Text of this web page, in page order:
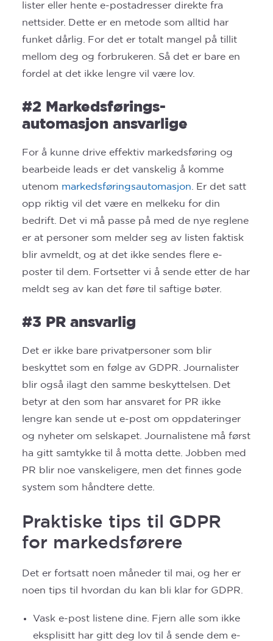
lister eller hente e-postadresser direkte fra
nettsider. Dette er en metode som alltid har
funket dårlig. For det er totalt mangel på tillit
mellom deg og forbrukeren. Så det er bare en
fordel at det ikke lengre vil være lov.
#2 Markedsførings-
automasjon ansvarlige
For å kunne drive effektiv markedsføring og
bearbeide leads er det vanskelig å komme
utenom markedsføringsautomasjon . Er det satt
opp riktig vil det være en melkeku for din
bedrift. Det vi må passe på med de nye reglene
er at personer som melder seg av listen faktisk
blir avmeldt, og at det ikke sendes flere e-
poster til dem. Fortsetter vi å sende etter de har
meldt seg av kan det føre til saftige bøter.
#3 PR ansvarlig
Det er ikke bare privatpersoner som blir
beskyttet som en følge av GDPR. Journalister
blir også ilagt den samme beskyttelsen. Det
betyr at den som har ansvaret for PR ikke
lengre kan sende ut e-post om oppdateringer
og nyheter om selskapet. Journalistene må først
ha gitt samtykke til å motta dette. Jobben med
PR blir noe vanskeligere, men det finnes gode
system som håndtere dette.
Praktiske tips til GDPR
for markedsførere
Det er fortsatt noen måneder til mai, og her er
noen tips til hvordan du kan bli klar for GDPR.
Vask e-post listene dine. Fjern alle som ikke
eksplisitt har gitt deg lov til å sende dem e-